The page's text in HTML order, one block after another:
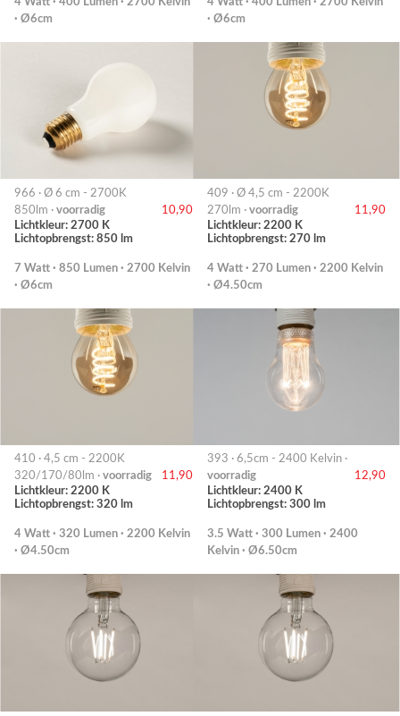
· Ø6cm
· Ø6cm
966 · Ø 6 cm - 2700K
850lm · voorradig
10,90
Lichtkleur: 2700 K
Lichtopbrengst: 850 lm
7 Watt · 850 Lumen · 2700 Kelvin
· Ø6cm
409 · Ø 4,5 cm - 2200K
270lm · voorradig
11,90
Lichtkleur: 2200 K
Lichtopbrengst: 270 lm
4 Watt · 270 Lumen · 2200 Kelvin
· Ø4.50cm
410 · 4,5 cm - 2200K
320/170/80lm · voorradig
11,90
Lichtkleur: 2200 K
Lichtopbrengst: 320 lm
4 Watt · 320 Lumen · 2200 Kelvin
· Ø4.50cm
393 · 6,5cm - 2400 Kelvin ·
voorradig
12,90
Lichtkleur: 2400 K
Lichtopbrengst: 300 lm
3.5 Watt · 300 Lumen · 2400
Kelvin · Ø6.50cm